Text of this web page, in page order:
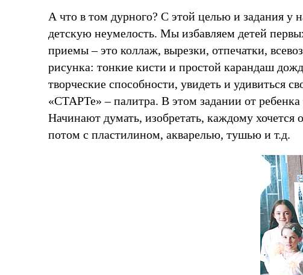
А что в том дурного? С этой целью и задания у
детскую неумелость. Мы избавляем детей
приемы – это коллаж, вырезки, отпечатки,
рисунка: тонкие кисти и простой карандаш
творческие способности, увидеть и удивиться
«СТАРТе» – палитра. В этом задании от ребенка
Начинают думать, изобретать, каждому
потом с пластилином, акварелью, тушью и т.д.